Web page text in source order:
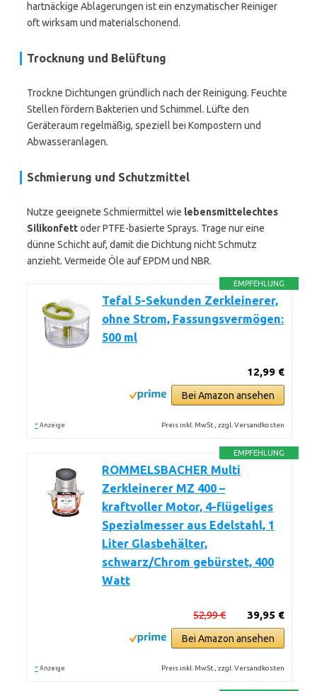
hartnäckige Ablagerungen ist ein enzymatischer Reiniger
oft wirksam und materialschonend.
Trocknung und Belüftung
Trockne Dichtungen gründlich nach der Reinigung. Feuchte
Stellen fördern Bakterien und Schimmel. Lüfte den
Geräteraum regelmäßig, speziell bei Kompostern und
Abwasseranlagen.
Schmierung und Schutzmittel
Nutze geeignete Schmiermittel wie lebensmittelechtes
Silikonfettoder PTFE-basierte Sprays. Trage nur eine
dünne Schicht auf, damit die Dichtung nicht Schmutz
anzieht. Vermeide Öle auf EPDM und NBR.
EMPFEHLUNG
Tefal 5-Sekunden Zerkleinerer,
ohne Strom, Fassungsvermögen:
500 ml
12,99 €
Bei Amazon ansehen
* Anzeige Preis inkl. MwSt., zzgl. Versandkosten
EMPFEHLUNG
ROMMELSBACHER Multi
Zerkleinerer MZ 400 –
kraftvoller Motor, 4-flügeliges
Spezialmesser aus Edelstahl, 1
Liter Glasbehälter,
schwarz/Chrom gebürstet, 400
Watt
39,95 €
52,99 €
Bei Amazon ansehen
* Anzeige Preis inkl. MwSt., zzgl. Versandkosten